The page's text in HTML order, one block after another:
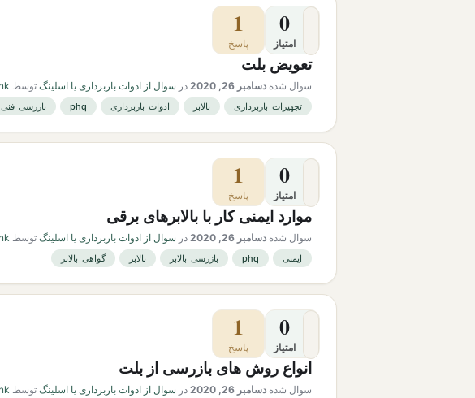
0
امتیاز
1
پاسخ
تعویض بلت
سوال شده دسامبر 26, 2020 در سوال از ادوات باربرداری یا اسلینگ توسط
تجهیزات_باربرداری بالابر ادوات_باربرداری phq بازرسی_فنی
0
امتیاز
1
پاسخ
موارد ایمنی کار با بالابرهای برقی
سوال شده دسامبر 26, 2020 در سوال از ادوات باربرداری یا اسلینگ توسط
ایمنی phq بازرسی_بالابر بالابر گواهی_بالابر
0
امتیاز
1
پاسخ
انواع روش های بازرسی از بلت
سوال شده دسامبر 26, 2020 در سوال از ادوات باربرداری یا اسلینگ توسط